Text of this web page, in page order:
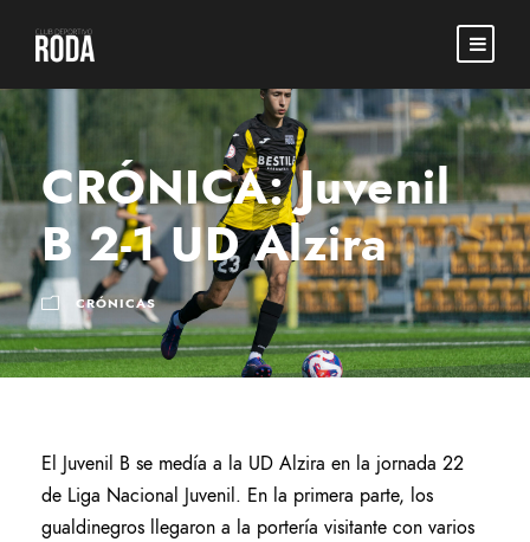
CRÓNICA: Juvenil
B 2-1 UD Alzira
CRÓNICAS
El Juvenil B se medía a la UD Alzira en la jornada 22
de Liga Nacional Juvenil. En la primera parte, los
gualdinegros llegaron a la portería visitante con varios